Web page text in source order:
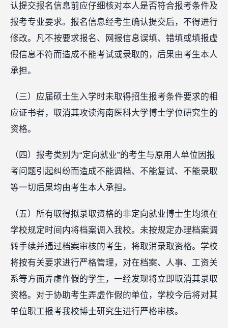
认提交报名信息前应仔细核对本人是否符合报考条件及
报考专业要求。报名信息经考生确认提交后，不得进行
修改。凡不按要求报名、网报信息误填、错填或填报虚
假信息不符而造成不能考试或录取的，后果由考生本人
承担。
（三）应届硕士生入学时未取得招生报考条件要求的相
应证书者，取消其攻读海南医科大学博士学位研究生的
资格。
（四）报考类别为“定向就业”的考生与原用人单位因报
考问题引起纠纷而造成不能调档、不能复试、不能录取
等一切后果均由考生本人承担。
（五）所有取得拟录取资格的非定向就业博士生均须在
学校规定时间内将档案调入我校。未按规定办理档案调
转手续并通过档案审核的考生，将取消录取资格。学校
将按有关要求进行严格管理，对在档案、人事、工资关
系等方面弄虚作假的学生，一经发现将立即取消其录取
资格。对于协助考生弄虚作假的单位，学校今后将对其
单位职工报考我校博士研究生进行严格审核。